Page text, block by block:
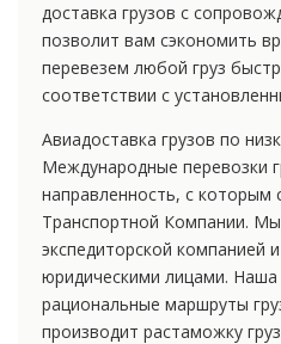
доставка грузов с
позволит вам сэкономить
перевезем любой груз
соответствии с
Авиадоставка грузов по
Международные перевозки
направленность, с которым
Транспортной Компании.
экспедиторской компанией
юридическими лицами.
рациональные маршруты
производит растаможку